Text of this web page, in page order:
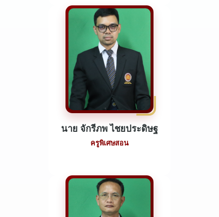
นาย จักรีภพ ไชยประดิษฐ
ครูพิเศษสอน